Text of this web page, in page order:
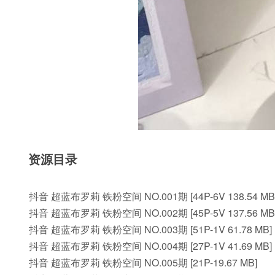
资源目录
抖音 超蓝布罗莉 铁粉空间 NO.001期 [44P-6V 138.54
抖音 超蓝布罗莉 铁粉空间 NO.002期 [45P-5V 137.56
抖音 超蓝布罗莉 铁粉空间 NO.003期 [51P-1V 61.78 MB]
抖音 超蓝布罗莉 铁粉空间 NO.004期 [27P-1V 41.69 MB]
抖音 超蓝布罗莉 铁粉空间 NO.005期 [21P-19.67 MB]